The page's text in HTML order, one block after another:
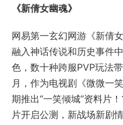
班人马倾力打造，拥有端
玩法，男神杨洋倾力代言
成为网易首款成功的即时
销榜即时制手游榜首。
《大唐无双零》